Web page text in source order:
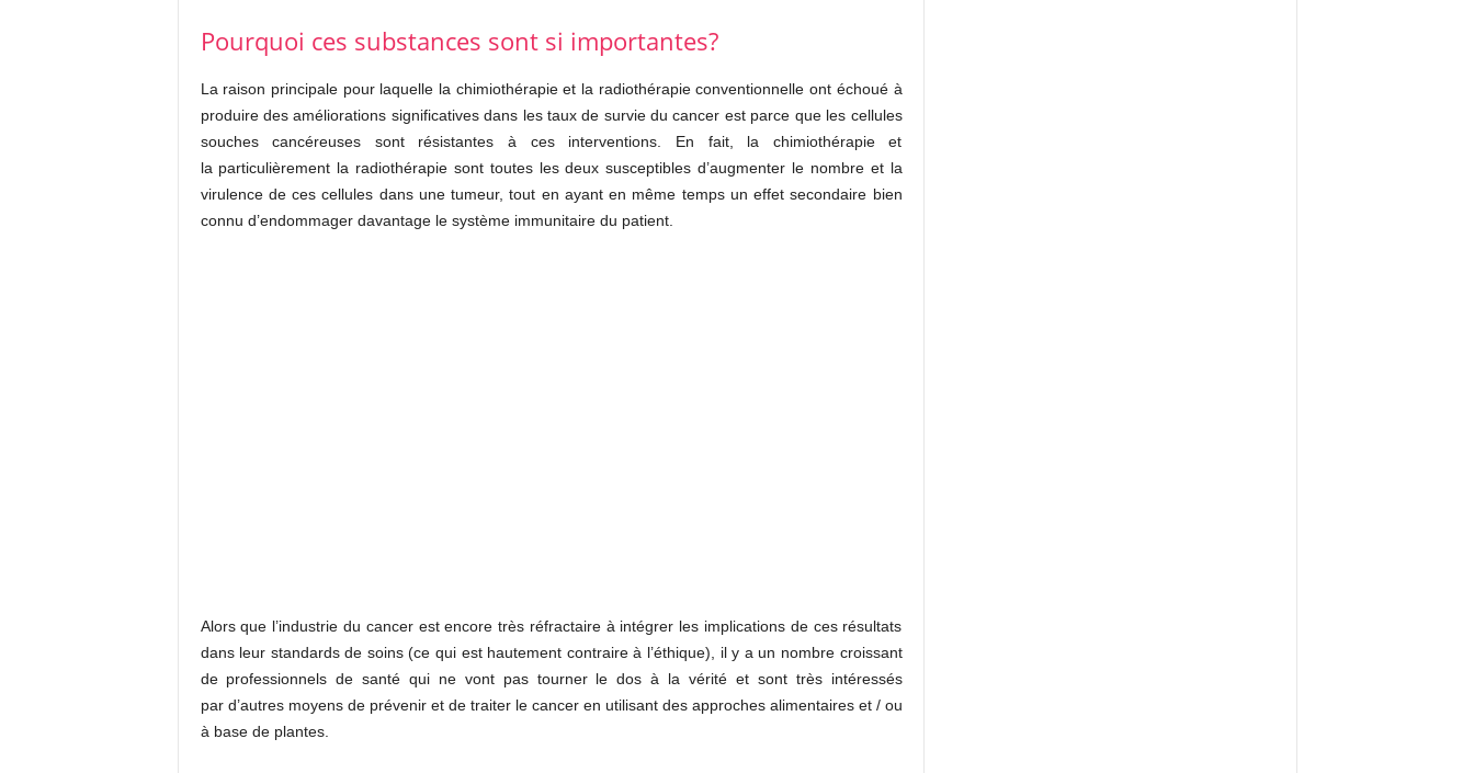
Pourquoi ces substances sont si importantes?
La raison principale pour laquelle la chimiothérapie et la radiothérapie conventionnelle ont échoué à
produire des améliorations significatives dans les taux de survie du cancer est parce que les cellules
souches cancéreuses sont résistantes à ces interventions. En fait, la chimiothérapie et
la particulièrement la radiothérapie sont toutes les deux susceptibles d’augmenter le nombre et la
virulence de ces cellules dans une tumeur, tout en ayant en même temps un effet secondaire bien
connu d’endommager davantage le système immunitaire du patient.
Alors que l’industrie du cancer est encore très réfractaire à intégrer les implications de ces résultats
dans leur standards de soins (ce qui est hautement contraire à l’éthique), il y a un nombre croissant
de professionnels de santé qui ne vont pas tourner le dos à la vérité et sont très intéressés
par d’autres moyens de prévenir et de traiter le cancer en utilisant des approches alimentaires et / ou
à base de plantes.